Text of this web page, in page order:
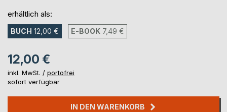
erhältlich als:
BUCH 12,00 € E-BOOK 7,49 €
12,00 €
inkl. MwSt. / portofrei
sofort verfügbar
IN DEN WARENKORB